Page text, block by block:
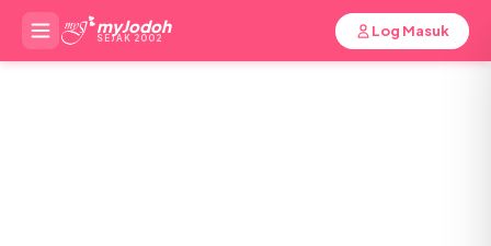
myJodoh
SEJAK 2002 Log Masuk